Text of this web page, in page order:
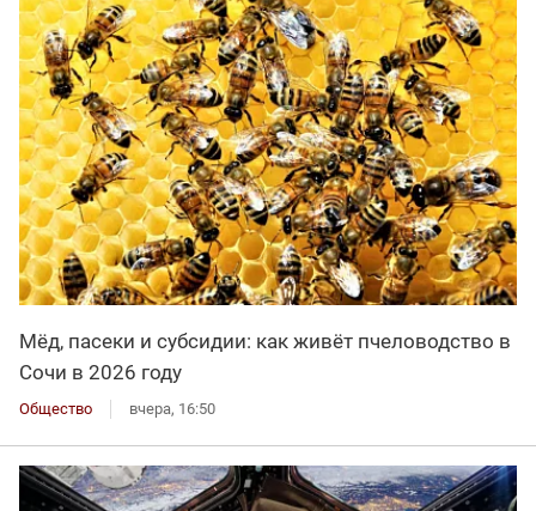
Мёд, пасеки и субсидии: как живёт пчеловодство в
Сочи в 2026 году
Общество вчера, 16:50